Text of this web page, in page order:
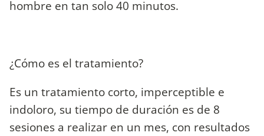
hombre en tan solo 40 minutos.
¿Cómo es el tratamiento?
Es un tratamiento corto, imperceptible e
indoloro, su tiempo de duración es de 8
sesiones a realizar en un mes, con resultados